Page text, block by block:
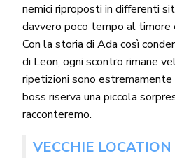
nemici riproposti in differenti
davvero poco tempo al timore
Con la storia di Ada così
di Leon, ogni scontro rimane
ripetizioni sono estremamente
boss riserva una piccola
racconteremo.
VECCHIE